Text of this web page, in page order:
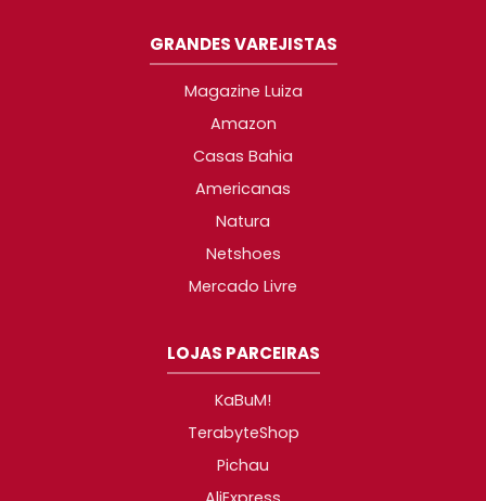
GRANDES VAREJISTAS
Magazine Luiza
Amazon
Casas Bahia
Americanas
Natura
Netshoes
Mercado Livre
LOJAS PARCEIRAS
KaBuM!
TerabyteShop
Pichau